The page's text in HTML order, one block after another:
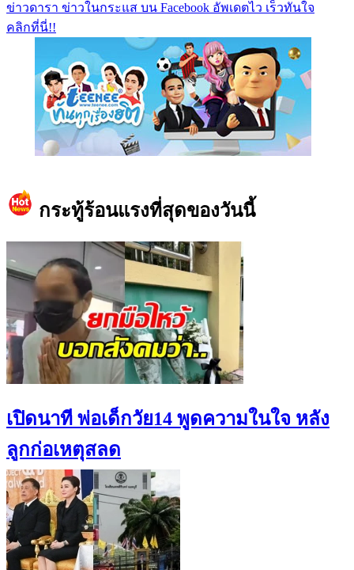
ข่าวดารา ข่าวในกระแส บน Facebook อัพเดตไว เร็วทันใจ
คลิกที่นี่!!
กระทู้ร้อนแรงที่สุดของวันนี้
เปิดนาที พ่อเด็กวัย14 พูดความในใจ หลัง
ลูกก่อเหตุสลด